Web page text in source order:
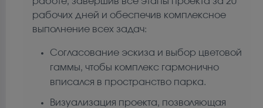
рабочих дней и обеспечив комплексное
выполнение всех задач:
Согласование эскиза и выбор цветовой
гаммы, чтобы комплекс гармонично
вписался в пространство парка.
Визуализация проекта, позволяющая